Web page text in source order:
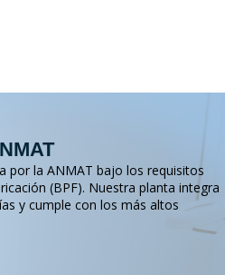
por la ANMAT bajo los requisitos
(BPF). Nuestra planta integra
y cumple con los más altos